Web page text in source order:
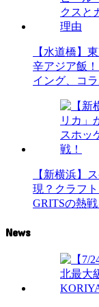
【水道橋】
辛アジア飯
イング、コ
【新横浜】
現？クラフ
GRITSの熱戦
News